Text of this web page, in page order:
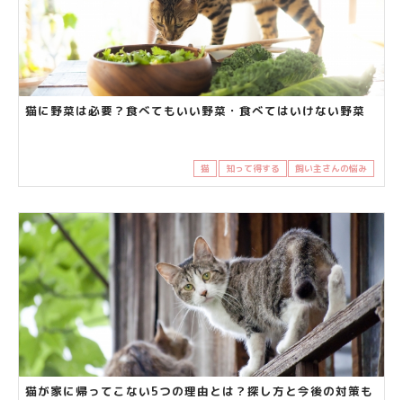
猫に野菜は必要？食べてもいい野菜・食べてはいけない野菜
猫 知って得する 飼い主さんの悩み
猫が家に帰ってこない5つの理由とは？探し方と今後の対策も